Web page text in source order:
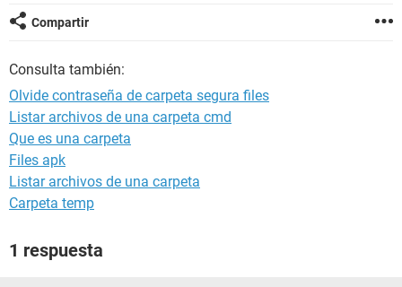
Compartir
Consulta también:
Olvide contraseña de carpeta segura files
Listar archivos de una carpeta cmd
Que es una carpeta
Files apk
Listar archivos de una carpeta
Carpeta temp
1 respuesta